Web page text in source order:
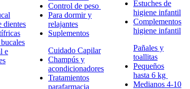
dientes
e
Control de peso
Para dormir y
relajantes
Suplementos
Cuidado Capilar
Champús y
acondicionadores
Tratamientos
parafarmacia
Estuches de
higiene infantil
Complementos
higiene infantil
Pañales y
toallitas
Pequeños
hasta 6 kg
Medianos 4-10